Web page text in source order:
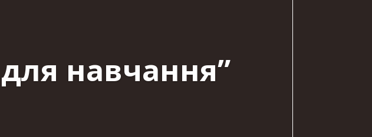
навчання”